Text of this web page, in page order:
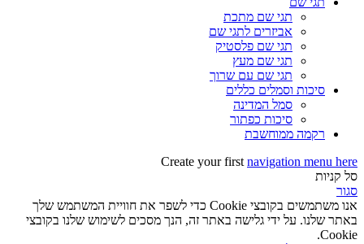
תגי שם מתכת
אביזרים לתגי שם
תגי שם פלסטיק
תגי שם מעץ
תגי שם עם שרוך
סיכות וסמלים כללים
סמל המדינה
סיכות כפתור
רקמה ממוחשבת
Create your first navigation menu here
סל קניות
סגור
אנו משתמשים בקובצי Cookie כדי לשפר את חוויית המשתמש שלך
באתר שלנו. על ידי גלישה באתר זה, הנך מסכים לשימוש שלנו בקובצי
Cookie.